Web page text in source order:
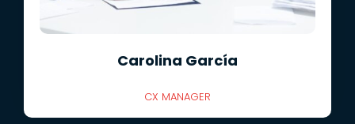
Carolina García
CX MANAGER